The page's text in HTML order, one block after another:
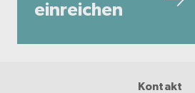
einreichen
Kontakt